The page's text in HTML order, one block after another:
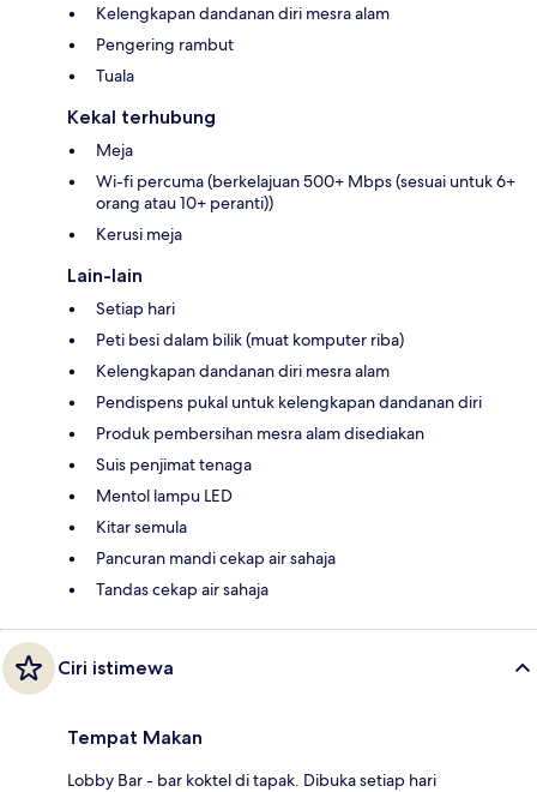
Kelengkapan dandanan diri mesra alam
Pengering rambut
Tuala
Kekal terhubung
Meja
Wi-fi percuma (berkelajuan 500+ Mbps (sesuai untuk 6+
orang atau 10+ peranti))
Kerusi meja
Lain-lain
Setiap hari
Peti besi dalam bilik (muat komputer riba)
Kelengkapan dandanan diri mesra alam
Pendispens pukal untuk kelengkapan dandanan diri
Produk pembersihan mesra alam disediakan
Suis penjimat tenaga
Mentol lampu LED
Kitar semula
Pancuran mandi cekap air sahaja
Tandas cekap air sahaja
Ciri istimewa
Tempat Makan
Lobby Bar - bar koktel di tapak. Dibuka setiap hari